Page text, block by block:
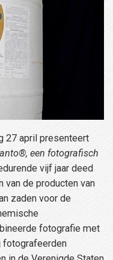
27 april presenteert
®, een fotografisch
vijf jaar deed
de producten van
zaden voor de
fotografie met
fotografeerden